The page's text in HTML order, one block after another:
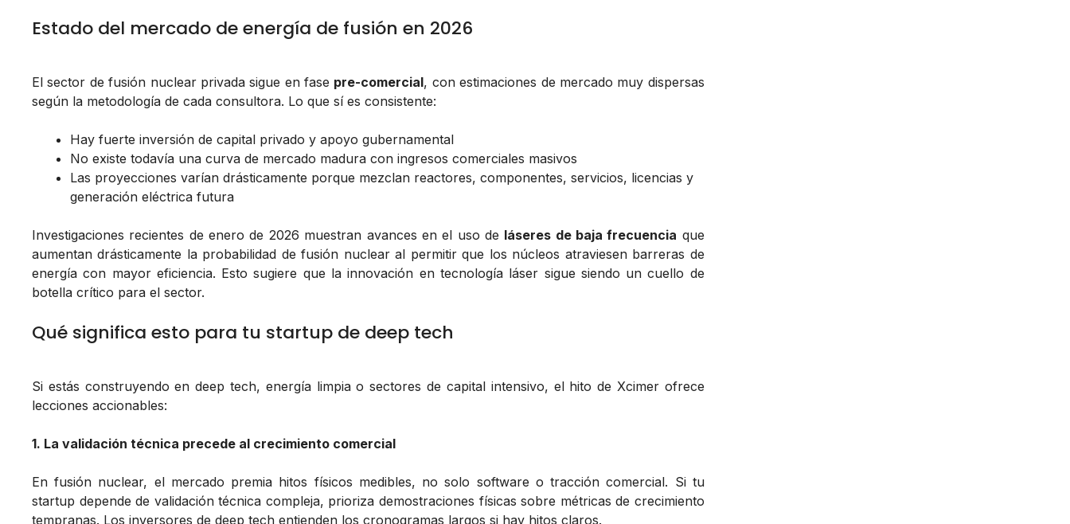
Estado del mercado de energía de fusión en 2026
El sector de fusión nuclear privada sigue en fase pre-comercial, con estimaciones de mercado muy dispersas
según la metodología de cada consultora. Lo que sí es consistente:
Hay fuerte inversión de capital privado y apoyo gubernamental
No existe todavía una curva de mercado madura con ingresos comerciales masivos
Las proyecciones varían drásticamente porque mezclan reactores, componentes, servicios, licencias y
generación eléctrica futura
Investigaciones recientes de enero de 2026 muestran avances en el uso de láseres de baja frecuencia que
aumentan drásticamente la probabilidad de fusión nuclear al permitir que los núcleos atraviesen barreras de
energía con mayor eficiencia. Esto sugiere que la innovación en tecnología láser sigue siendo un cuello de
botella crítico para el sector.
Qué significa esto para tu startup de deep tech
Si estás construyendo en deep tech, energía limpia o sectores de capital intensivo, el hito de Xcimer ofrece
lecciones accionables:
1. La validación técnica precede al crecimiento comercial
En fusión nuclear, el mercado premia hitos físicos medibles, no solo software o tracción comercial. Si tu
startup depende de validación técnica compleja, prioriza demostraciones físicas sobre métricas de crecimiento
tempranas. Los inversores de deep tech entienden los cronogramas largos si hay hitos claros.